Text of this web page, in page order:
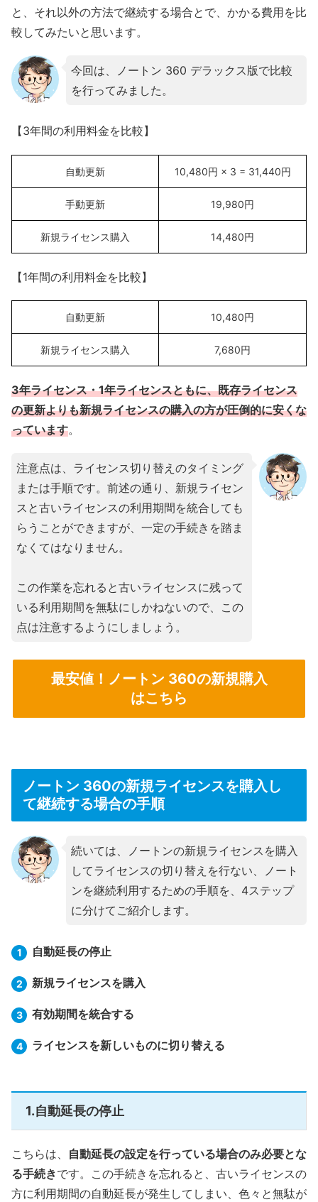
と、それ以外の方法で継続する場合とで、かかる費用を比
較してみたいと思います。
今回は、ノートン 360 デラックス版で比較
を行ってみました。
【3年間の利用料金を比較】
自動更新 10,480円 × 3 = 31,440円
手動更新 19,980円
新規ライセンス購入 14,480円
【1年間の利用料金を比較】
自動更新 10,480円
新規ライセンス購入 7,680円
3年ライセンス・1年ライセンスともに、既存ライセンス
の更新よりも新規ライセンスの購入の方が圧倒的に安くな
っています。
注意点は、ライセンス切り替えのタイミング
または手順です。前述の通り、新規ライセン
スと古いライセンスの利用期間を統合しても
らうことができますが、一定の手続きを踏ま
なくてはなりません。
この作業を忘れると古いライセンスに残って
いる利用期間を無駄にしかねないので、この
点は注意するようにしましょう。
最安値！ノートン 360の新規購入
はこちら
ノートン 360の新規ライセンスを購入し
て継続する場合の手順
続いては、ノートンの新規ライセンスを購入
してライセンスの切り替えを行ない、ノート
ンを継続利用するための手順を、4ステップ
に分けてご紹介します。
自動延長の停止
新規ライセンスを購入
有効期間を統合する
ライセンスを新しいものに切り替える
1.自動延長の停止
こちらは、 自動延長の設定を行っている場合のみ必要とな
る手続きです。この手続きを忘れると、古いライセンスの
方に利用期間の自動延長が発生してしまい、色々と無駄が